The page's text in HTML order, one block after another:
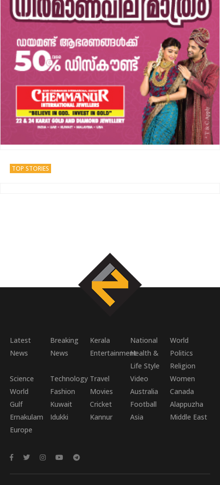
TOP STORIES
Latest
News
Breaking
News
Kerala National
World
EntertainmentHealth &
Life Style
Politics
Religion
Science
World
Technology Travel Video
Women
Fashion
Movies Australia
Canada
Gulf
Kuwait Cricket Football
Alappuzha
Ernakulam
Idukki Kannur Asia
Middle East
Europe